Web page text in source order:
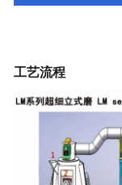
工艺流程